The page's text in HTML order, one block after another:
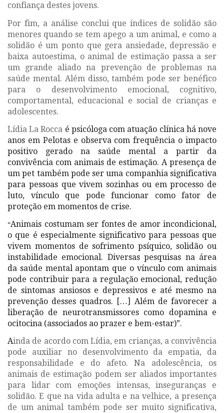
confiança destes jovens.
Por fim, a análise conclui que índices de solidão são
menores quando se tem apego a um animal, e como a
solidão é um ponto que gera ansiedade, depressão e
baixa autoestima, o animal de estimação passa a ser
um grande aliado na prevenção de problemas na
saúde mental. Além disso, também pode ser benéfico
para o desenvolvimento emocional, cognitivo,
comportamental, educacional e social de crianças e
adolescentes.
Lídia La Rocca é psicóloga com atuação clínica há nove
anos em Pelotas e observa com frequência o impacto
positivo gerado na saúde mental a partir da
convivência com animais de estimação. A presença de
um pet também pode ser uma companhia significativa
para pessoas que vivem sozinhas ou em processo de
luto, vínculo que pode funcionar como fator de
proteção em momentos de crise.
“Animais costumam ser fontes de amor incondicional,
o que é especialmente significativo para pessoas que
vivem momentos de sofrimento psíquico, solidão ou
instabilidade emocional. Diversas pesquisas na área
da saúde mental apontam que o vínculo com animais
pode contribuir para a regulação emocional, redução
de sintomas ansiosos e depressivos e até mesmo na
prevenção desses quadros. […] Além de favorecer a
liberação de neurotransmissores como dopamina e
ocitocina (associados ao prazer e bem-estar)”.
Ainda de acordo com Lídia, em crianças, a convivência
pode auxiliar no desenvolvimento da empatia, da
responsabilidade e do afeto. Na adolescência, os
animais de estimação podem ser aliados importantes
para lidar com emoções intensas, inseguranças e
solidão. E que na vida adulta e na velhice, a presença
de um animal também pode ser muito significativa,